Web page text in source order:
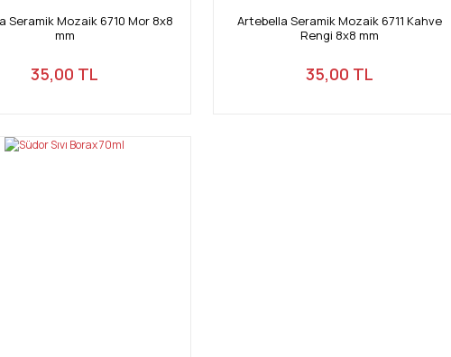
Seramik Mozaik 6710 Mor 8x8
mm
35,00 TL
Artebella Seramik Mozaik 6711 Kahve
Rengi 8x8 mm
35,00 TL